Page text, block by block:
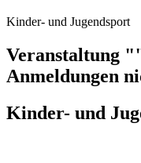
Kinder- und Jugendsport
Veranstaltung
Anmeldungen
Kinder- und